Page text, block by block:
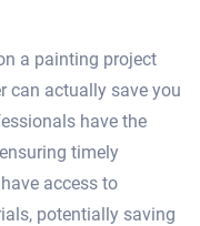
a painting project
can actually save you
have the
timely
access to
potentially saving